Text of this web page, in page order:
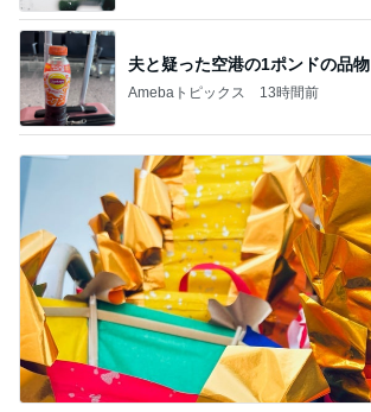
夫と疑った空港の1ポンドの品物
Amebaトピックス 13時間前